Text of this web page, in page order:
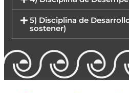
5) Disciplina de
sostener)